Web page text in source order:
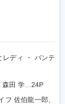
ディ ・ バンテ
森田 学…24P
フ 佐伯龍一郎、